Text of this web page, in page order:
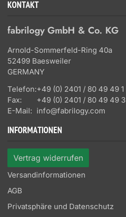
KONTAKT
fabrilogy GmbH & Co. KG
Arnold-Sommerfeld-Ring 40a
52499 Baesweiler
GERMANY
Telefon:+49 (0) 2401 / 80 49 49 1
Fax:
+49 (0) 2401 / 80 49 49 3
E-Mail: info@fabrilogy.com
INFORMATIONEN
Vertrag widerrufen
Versandinformationen
AGB
Privatsphäre und Datenschutz